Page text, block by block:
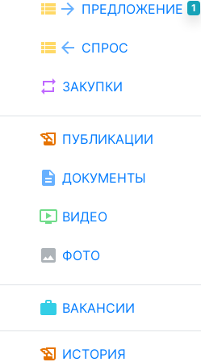
view_list arrow_forward ПРЕДЛОЖЕНИЕ 1
view_list arrow_back СПРОС
repeat ЗАКУПКИ
history_edu ПУБЛИКАЦИИ
description ДОКУМЕНТЫ
ondemand_video ВИДЕО
image ФОТО
work ВАКАНСИИ
history_edu ИСТОРИЯ